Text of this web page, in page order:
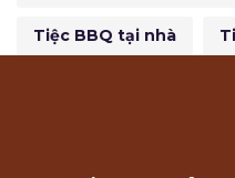
Tiệc BBQ tại nhà